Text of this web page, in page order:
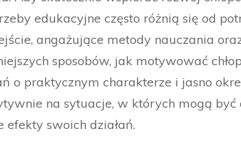
edukacyjne często różnią się od
angażujące metody nauczania
sposobów, jak motywować
o praktycznym charakterze i jasno
na sytuacje, w których mogą
swoich działań.